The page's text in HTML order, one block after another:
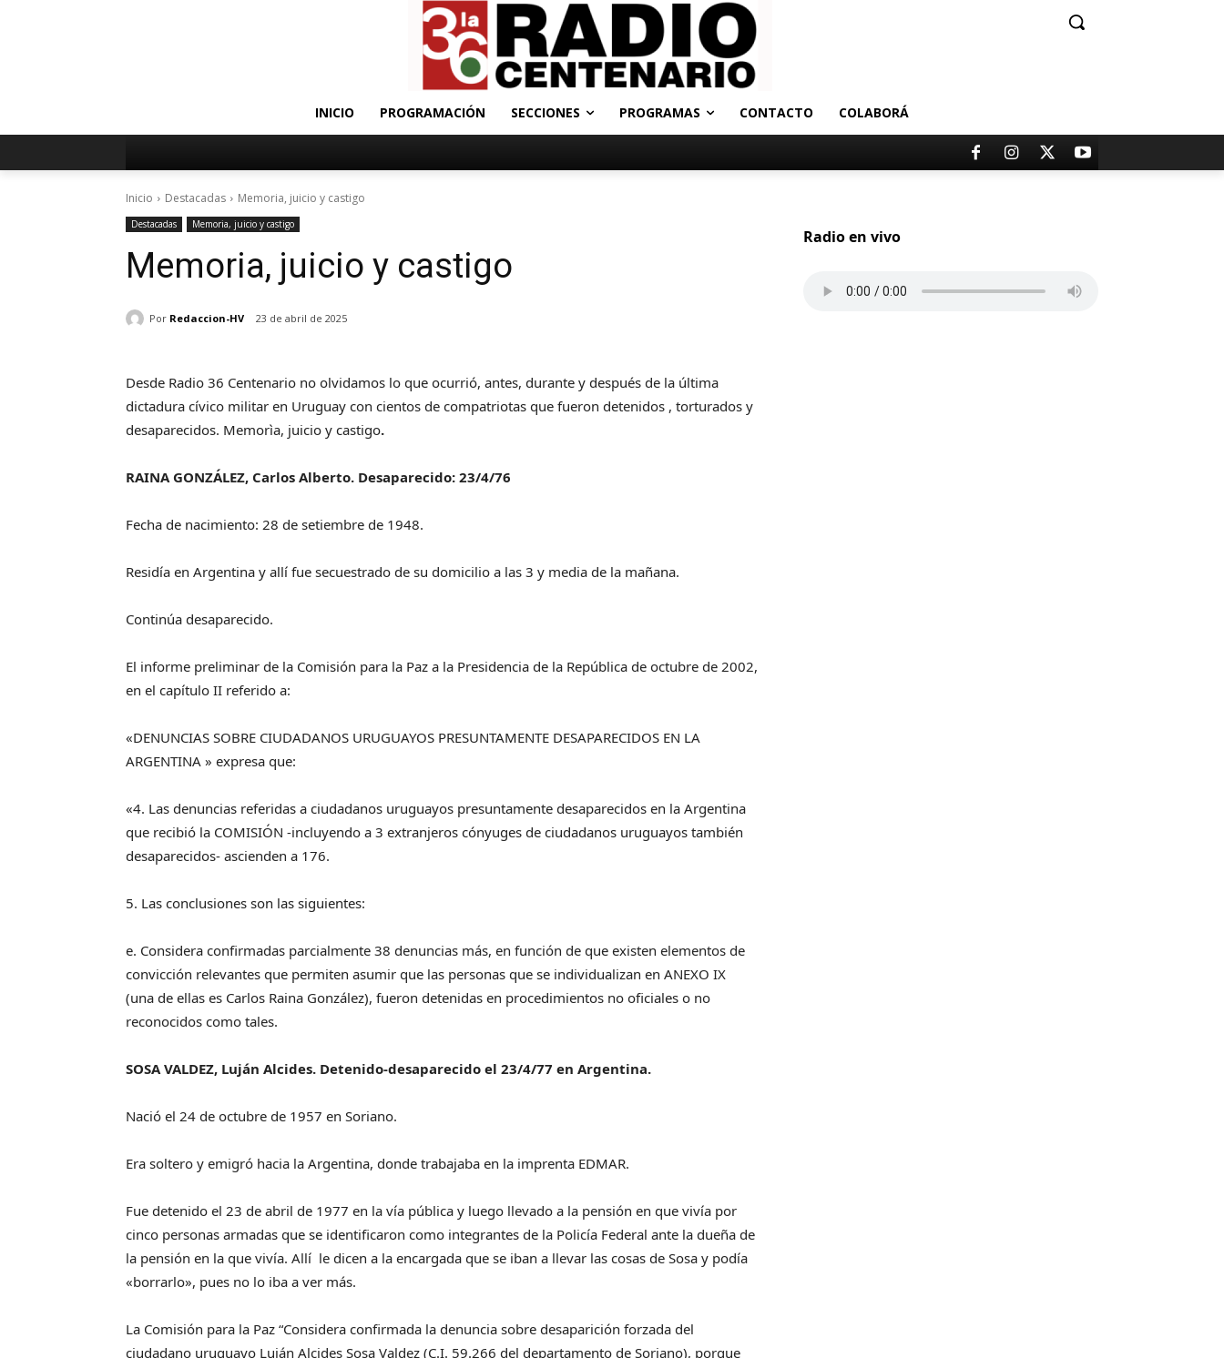
INICIO PROGRAMACIÓN SECCIONES PROGRAMAS CONTACTO COLABORÁ
Inicio Destacadas Memoria, juicio y castigo
Destacadas Memoria, juicio y castigo
Memoria, juicio y castigo
Por Redaccion-HV 23 de abril de 2025
Desde Radio 36 Centenario no olvidamos lo que ocurrió, antes, durante y después de la última
dictadura cívico militar en Uruguay con cientos de compatriotas que fueron detenidos , torturados y
desaparecidos. Memorìa, juicio y castigo.
RAINA GONZÁLEZ, Carlos Alberto. Desaparecido: 23/4/76
Fecha de nacimiento: 28 de setiembre de 1948.
Residía en Argentina y allí fue secuestrado de su domicilio a las 3 y media de la mañana.
Continúa desaparecido.
El informe preliminar de la Comisión para la Paz a la Presidencia de la República de octubre de 2002,
en el capítulo II referido a:
«DENUNCIAS SOBRE CIUDADANOS URUGUAYOS PRESUNTAMENTE DESAPARECIDOS EN LA
ARGENTINA » expresa que:
«4. Las denuncias referidas a ciudadanos uruguayos presuntamente desaparecidos en la Argentina
que recibió la COMISIÓN -incluyendo a 3 extranjeros cónyuges de ciudadanos uruguayos también
desaparecidos- ascienden a 176.
5. Las conclusiones son las siguientes:
e. Considera confirmadas parcialmente 38 denuncias más, en función de que existen elementos de
convicción relevantes que permiten asumir que las personas que se individualizan en ANEXO IX
(una de ellas es Carlos Raina González), fueron detenidas en procedimientos no oficiales o no
reconocidos como tales.
SOSA VALDEZ, Luján Alcides. Detenido-desaparecido el 23/4/77 en Argentina.
Nació el 24 de octubre de 1957 en Soriano.
Era soltero y emigró hacia la Argentina, donde trabajaba en la imprenta EDMAR.
Fue detenido el 23 de abril de 1977 en la vía pública y luego llevado a la pensión en que vivía por
cinco personas armadas que se identificaron como integrantes de la Policía Federal ante la dueña de
la pensión en la que vivía. Allí le dicen a la encargada que se iban a llevar las cosas de Sosa y podía
«borrarlo», pues no lo iba a ver más.
La Comisión para la Paz “Considera confirmada la denuncia sobre desaparición forzada del
ciudadano uruguayo Luján Alcides Sosa Valdez (C.I. 59.266 del departamento de Soriano), porque
Radio en vivo